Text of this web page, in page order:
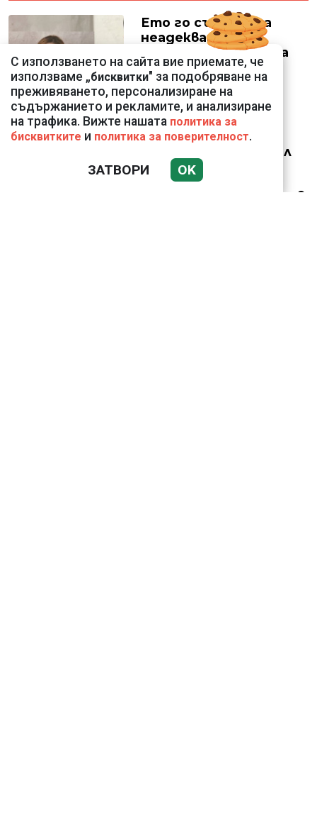
Ето го съпруга на
неадекватната
външна министърка
Велислава Петрова
Ким Чен Ун е получил
22 милиарда долара
свръхпечалба от
началото на войната в
С използването на сайта вие приемате, че
използваме „бисквитки" за подобряване на
преживяването, персонализиране на
съдържанието и рекламите, и анализиране
на трафика. Вижте нашата политика за
бисквитките и политика за поверителност.
ЗАТВОРИ OK